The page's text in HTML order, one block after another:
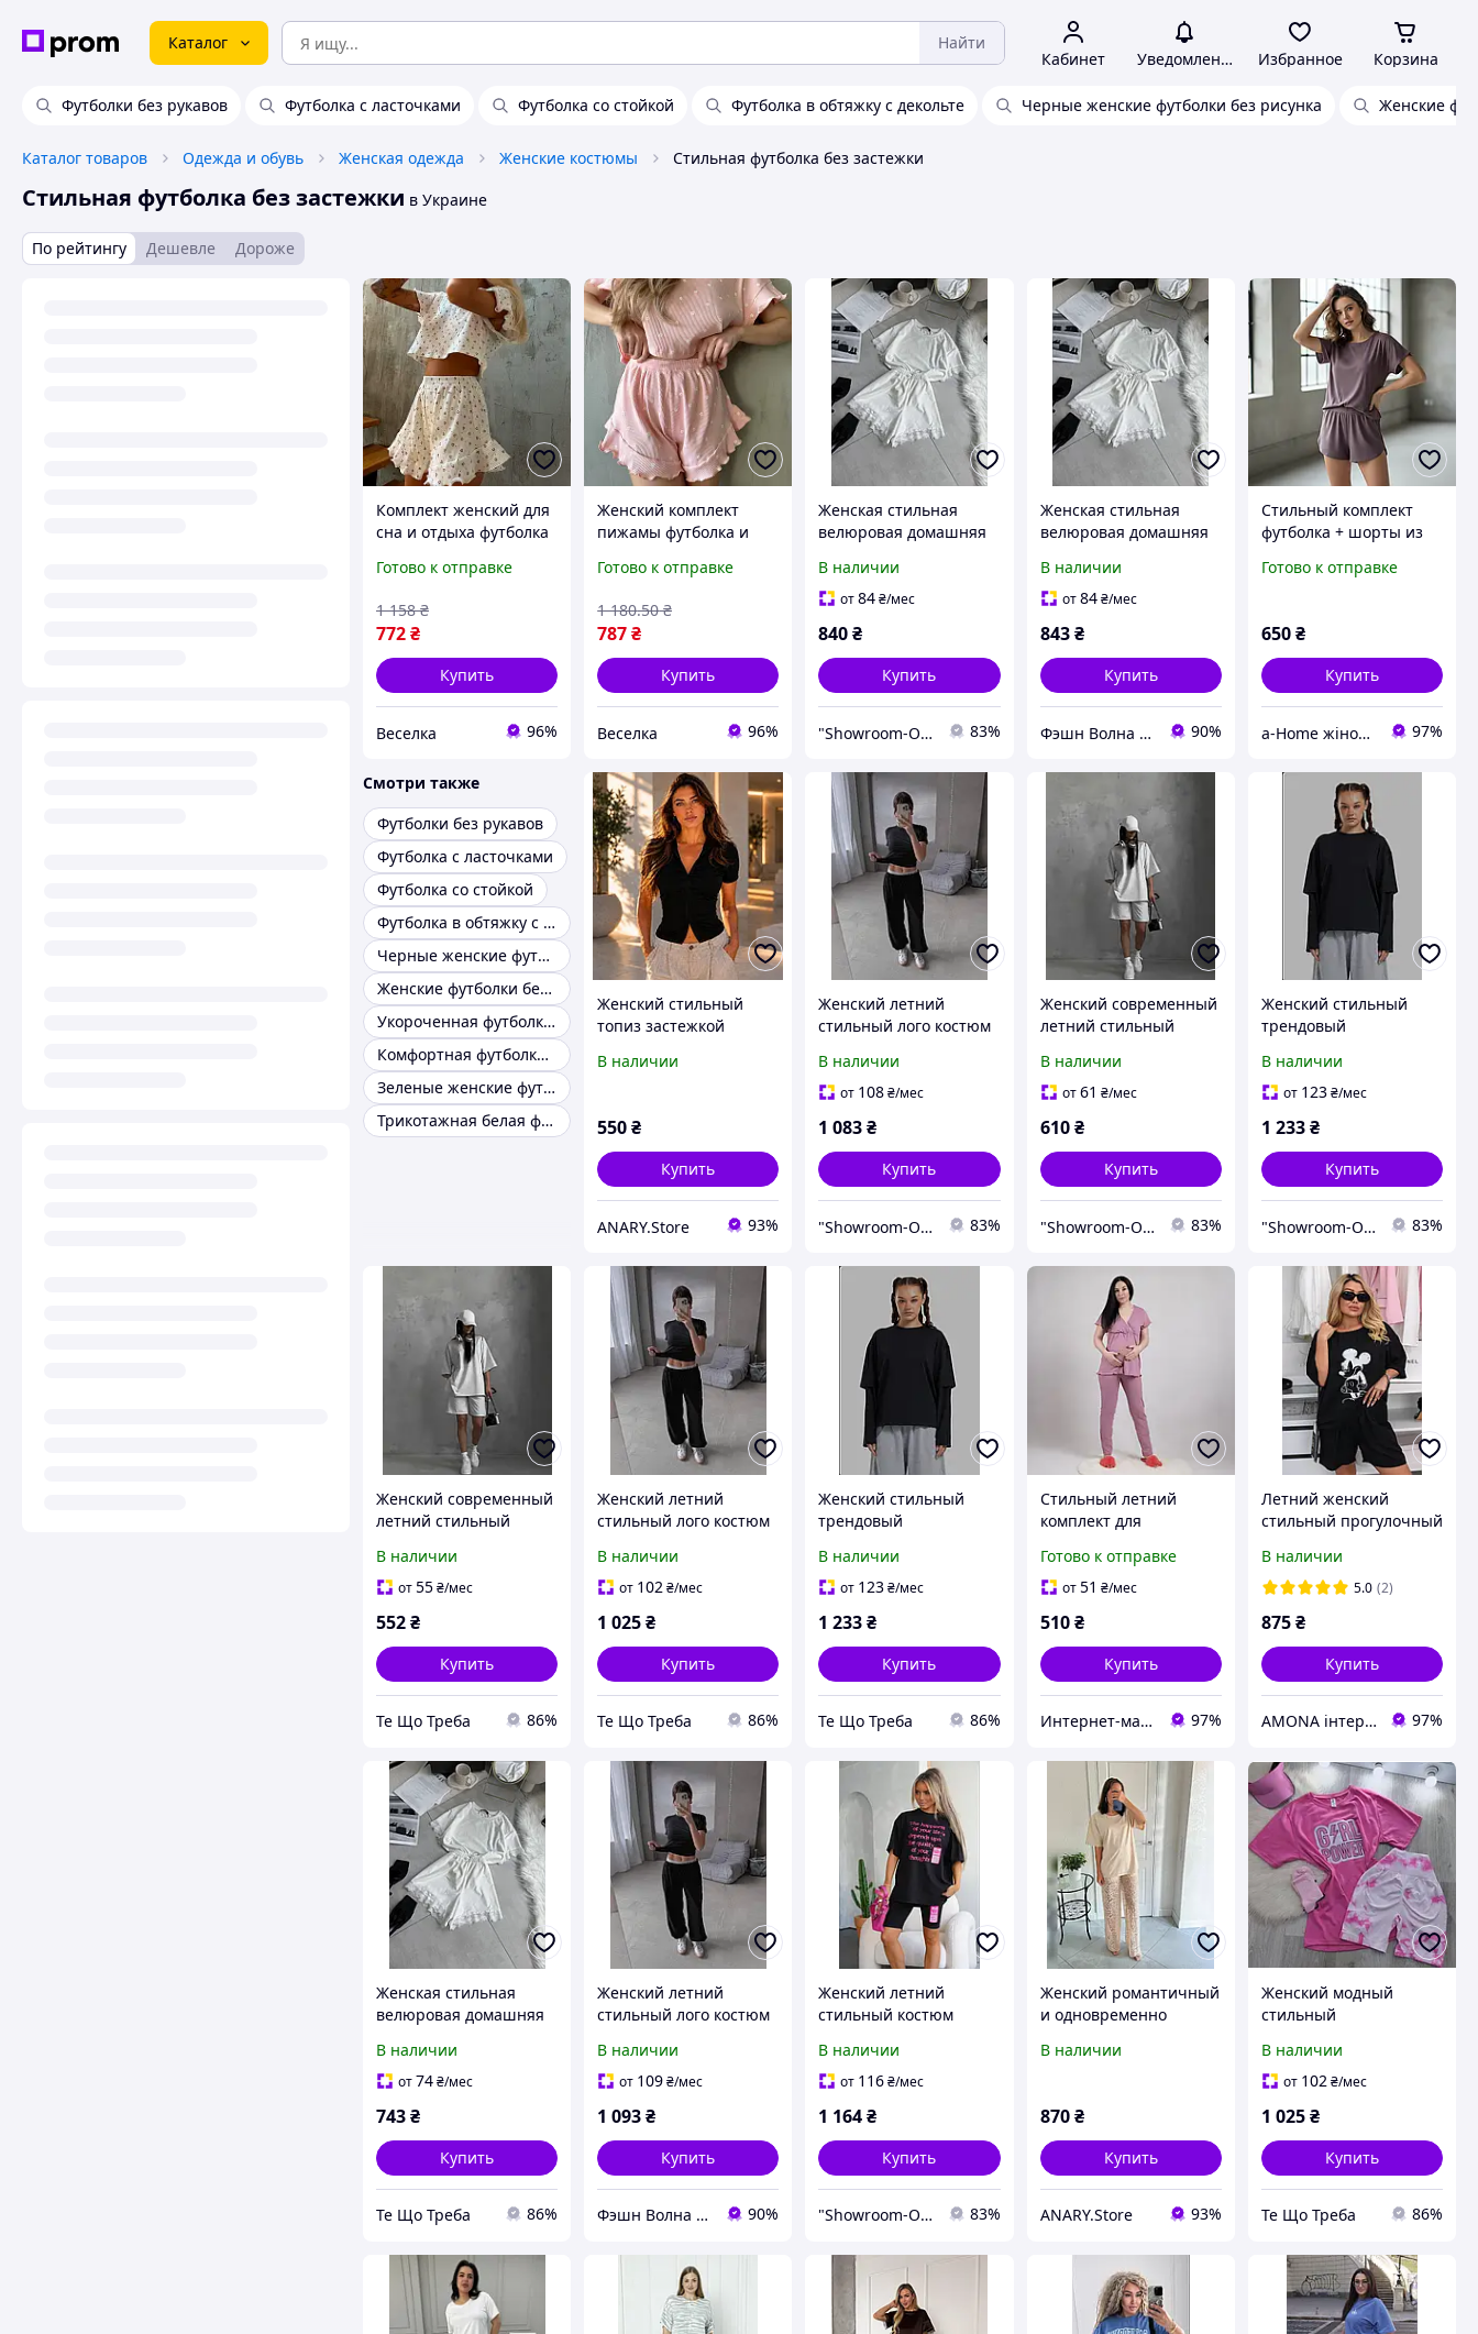
Каталог Найти
Кабинет Уведомления Избранное Корзина
Футболки без рукавов Футболка с ласточками Футболка со стойкой Футболка в обтяжку с декольте Черные женские футболки без рисунка Женские
Каталог товаров Одежда и обувь Женская одежда Женские костюмы Стильная футболка без застежки
Стильная футболка без застежки в Украине
По рейтингу Дешевле Дороже
Комплект женский для
сна и отдыха футболка
сердечками дышащие
FLAME
Готово к отправке
772₴
1 158 ₴
Купить
Веселка 96%
Женский комплект
пижамы футболка и
дышащие для дома и
стильные FLAME
Готово к отправке
787₴
1 180.50 ₴
Купить
Веселка 96%
Женская стильная
велюровая домашняя
шорты 42-46
В наличии
от84₴/мес
840₴
Купить
"Showroom-Online": Тысячи образов – один клик! 83%
Женская стильная
велюровая домашняя
шорты 42-46
В наличии
от84 ₴/мес
843 ₴
Купить
Фэшн Волна | Fashion Wave 90%
Стильный комплект
футболка + шорты из
Готово к отправке
650₴
Купить
a-Home жіночі піжами,халати одяг для дому, 97%
Смотри также
Футболки без рукавов
Футболка с ласточками
Футболка со стойкой
Футболка в обтяжку с декольте
Черные женские футболки без рисунка
Женские футболки без застежки розовые
Укороченная футболка с переплетом спереди
Комфортная футболка с коротким рукавом
Зеленые женские футболки без застежки
Трикотажная белая футболка без рукава
Женский стильный
топиз застежкой
микродайвинг
В наличии
550₴
Купить
ANARY.Store 93%
Женский летний
стильный лого костюм
футболка 42-46
В наличии
от 108₴/мес
1 083₴
Купить
"Showroom-Online": Тысячи образов – один клик! 83%
Женский современный
летний стильный
шорты футболка 42-44,
44-46, 48-52, 52-54
В наличии
от61 ₴/мес
610 ₴
Купить
"Showroom-Online": Тысячи образов – один клик! 83%
Женский стильный
трендовый
лонгслив футболка 42-
52
В наличии
от 123₴/мес
1 233₴
Купить
"Showroom-Online": Тысячи образов – один клик! 83%
Женский современный
летний стильный
шорты футболка 42-44,
44-46, 48-52, 52-54
В наличии
от55₴/мес
552₴
Купить
Те Що Треба 86%
Женский летний
стильный лого костюм
футболка 42-46
В наличии
от 102 ₴/мес
1 025₴
Купить
Те Що Треба 86%
Женский стильный
трендовый
лонгслив футболка 42-
52
В наличии
от 123₴/мес
1 233₴
Купить
Те Що Треба 86%
Стильный летний
комплект для
кормящих мам
футболка + брюки,
44-58р
Готово к отправке
от51 ₴/мес
510 ₴
Купить
Интернет-магазин "GO-IN" мир женской одежды 97%
Летний женский
стильный прогулочный
Микки Маусом и
шорты, батал крупные
В наличии
5.0 (2)
875₴
Купить
AMONA інтернет-магазин модного одягу 97%
Женская стильная
велюровая домашняя
шорты 42-46
В наличии
от74₴/мес
743₴
Купить
Те Що Треба 86%
Женский летний
стильный лого костюм
футболка 42-46
В наличии
от 109₴/мес
1 093₴
Купить
Фэшн Волна | Fashion Wave 90%
Женский летний
стильный костюм
оверсайз и
велосипедки 44-46 48-
В наличии
от 116₴/мес
1 164₴
Купить
"Showroom-Online": Тысячи образов – один клик! 83%
Женский романтичный
и одновременно
двойка: футболка и
В наличии
870 ₴
Купить
ANARY.Store 93%
Женский модный
стильный
розового цвета
футболка шорты 42-44;
В наличии
от 102₴/мес
1 025₴
Купить
Те Що Треба 86%